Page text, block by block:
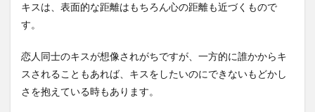
キスは、表面的な距離はもちろん心の距離も近づくもので
す。
恋人同士のキスが想像されがちですが、一方的に誰かからキ
スされることもあれば、キスをしたいのにできないもどかし
さを抱えている時もあります。